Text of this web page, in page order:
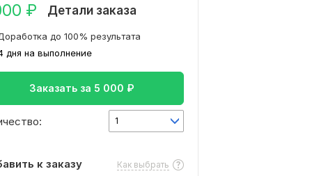
₽ Детали заказа
дня на выполнение
до 100% результата
Заказать за 5 000 ₽
1
к заказу Как выбрать